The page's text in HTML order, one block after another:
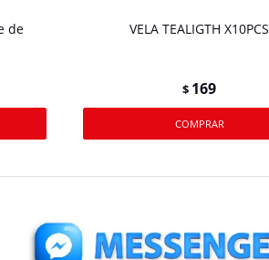
de VELA TEALIGTH X10PCS
$ 169